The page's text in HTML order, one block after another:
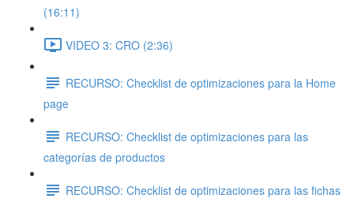
(16:11)
VIDEO 3: CRO (2:36)
RECURSO: Checklist de optimizaciones para la Home
page
RECURSO: Checklist de optimizaciones para las
categorías de productos
RECURSO: Checklist de optimizaciones para las fichas